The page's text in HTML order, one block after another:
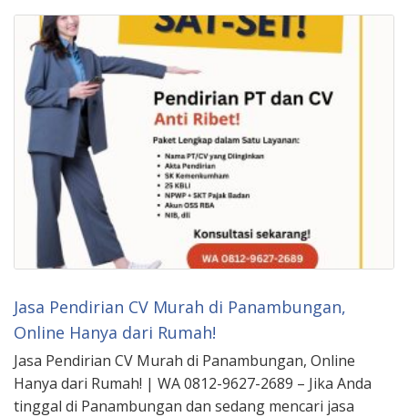
Jasa Pendirian CV Murah di Panambungan,
Online Hanya dari Rumah!
Jasa Pendirian CV Murah di Panambungan, Online
Hanya dari Rumah! | WA 0812-9627-2689 – Jika Anda
tinggal di Panambungan dan sedang mencari jasa